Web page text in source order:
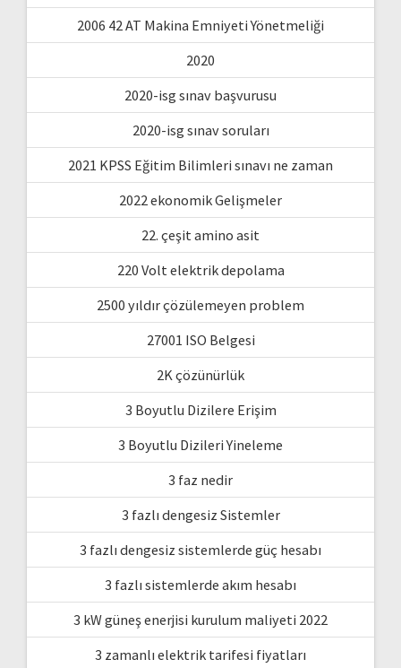
2006 42 AT Makina Emniyeti Yönetmeliği
2020
2020-isg sınav başvurusu
2020-isg sınav soruları
2021 KPSS Eğitim Bilimleri sınavı ne zaman
2022 ekonomik Gelişmeler
22. çeşit amino asit
220 Volt elektrik depolama
2500 yıldır çözülemeyen problem
27001 ISO Belgesi
2K çözünürlük
3 Boyutlu Dizilere Erişim
3 Boyutlu Dizileri Yineleme
3 faz nedir
3 fazlı dengesiz Sistemler
3 fazlı dengesiz sistemlerde güç hesabı
3 fazlı sistemlerde akım hesabı
3 kW güneş enerjisi kurulum maliyeti 2022
3 zamanlı elektrik tarifesi fiyatları